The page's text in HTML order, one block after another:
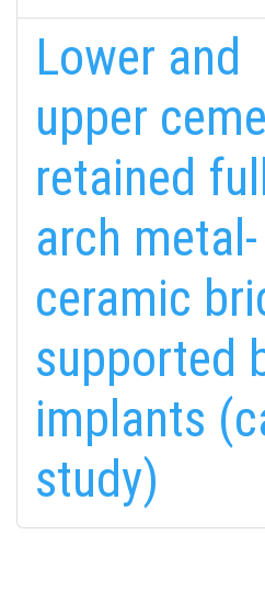
Lower and
upper
retained
arch metal-
ceramic
supported
implants
study)
ITT TALÁL MEG
MINKET
f
EMAILCIME
FELIRATKOZÁS